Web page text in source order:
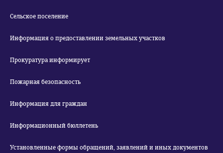
Сельское поселение
Информация о предоставлении земельных участков
Прокуратура информирует
Пожарная безопасность
Информация для граждан
Информационный бюллетень
Установленные формы обращений, заявлений и иных документов